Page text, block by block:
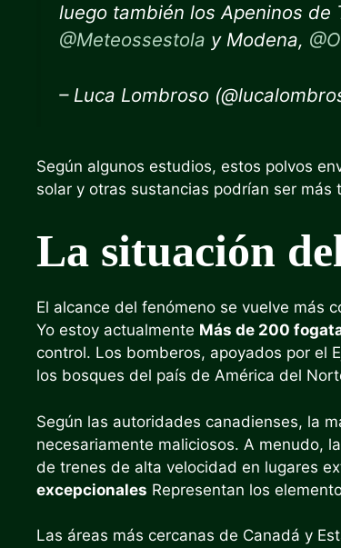
luego también los Apeninos de
@Meteossestola y Modena,
– Luca Lombroso
Según algunos estudios, estos polvos
solar y otras sustancias podrían ser
La situación
El alcance del fenómeno se vuelve más
Yo estoy actualmente Más de 200
control. Los bomberos, apoyados por el
los bosques del país de América del
Según las autoridades canadienses, la
necesariamente maliciosos. A menudo,
de trenes de alta velocidad en lugares
excepcionales Representan los
Las áreas más cercanas de Canadá y